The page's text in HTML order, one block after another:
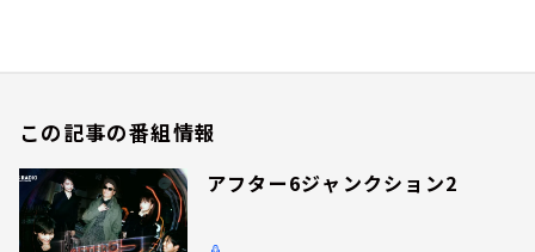
この記事の番組情報
アフター6ジャンクション2